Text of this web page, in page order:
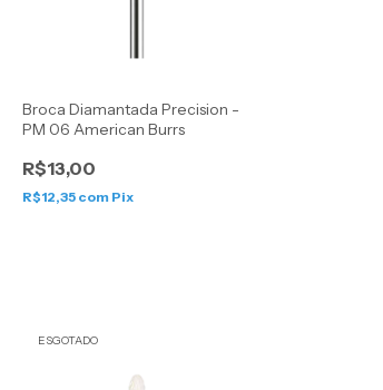
Broca Diamantada Precision -
PM 06 American Burrs
R$13,00
R$12,35 com Pix
ESGOTADO